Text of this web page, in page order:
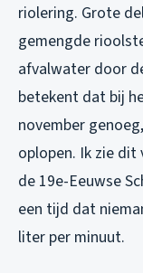
riolering. Grote
gemengde
afvalwater door
betekent dat bij
november
oplopen. Ik zie dit
de 19e-Eeuwse
een tijd dat
liter per minuut.